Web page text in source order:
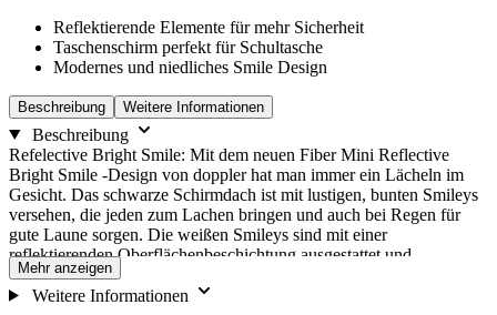
Reflektierende Elemente für mehr Sicherheit
Taschenschirm perfekt für Schultasche
Modernes und niedliches Smile Design
Beschreibung Weitere Informationen
Beschreibung
Refelective Bright Smile: Mit dem neuen Fiber Mini Reflective
Bright Smile -Design von doppler hat man immer ein Lächeln im
Gesicht. Das schwarze Schirmdach ist mit lustigen, bunten Smileys
versehen, die jeden zum Lachen bringen und auch bei Regen für
gute Laune sorgen. Die weißen Smileys sind mit einer
reflektierenden Oberflächenbeschichtung ausgestattet und
garantieren Sichtbarkeit auch bei Nebel, in der Dämmerung oder bei
Dunkelheit. Das „Reflective Bright Smile" -Design ist auf dem
Mehr anzeigen
Weitere Informationen